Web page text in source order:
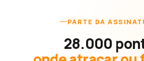
PARTE DA
28.000